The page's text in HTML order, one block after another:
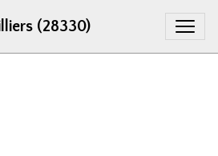
(28330)